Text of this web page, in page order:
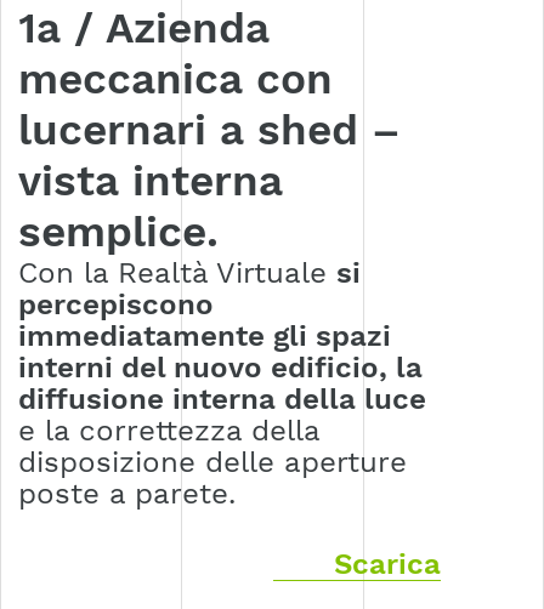
1a / Azienda
meccanica con
lucernari a shed –
vista interna
semplice.
Con la Realtà Virtuale si
percepiscono
immediatamente gli spazi
interni del nuovo edificio, la
diffusione interna della luce
e la correttezza della
disposizione delle aperture
poste a parete.
Scarica